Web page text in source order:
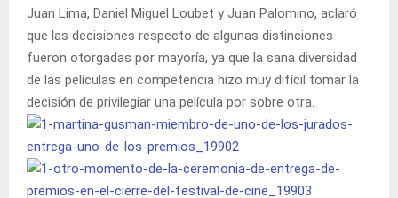
Juan Lima, Daniel Miguel Loubet y Juan Palomino, aclaró
que las decisiones respecto de algunas distinciones
fueron otorgadas por mayoría, ya que la sana diversidad
de las películas en competencia hizo muy difícil tomar la
decisión de privilegiar una película por sobre otra.